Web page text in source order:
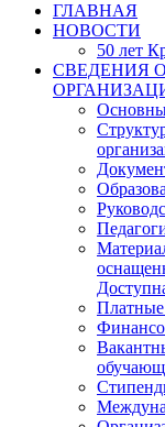
ГЛАВНАЯ
НОВОСТИ
50 лет
СВЕДЕНИЯ
Платные